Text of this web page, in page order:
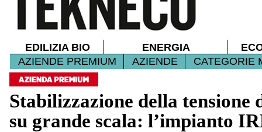
EDILIZIA BIO
ENERGIA
ALTERNATIVA
AZIENDE PREMIUM
AZIENDE CATEGORIE
Stabilizzazione della tensione
su grande scala: l’impianto